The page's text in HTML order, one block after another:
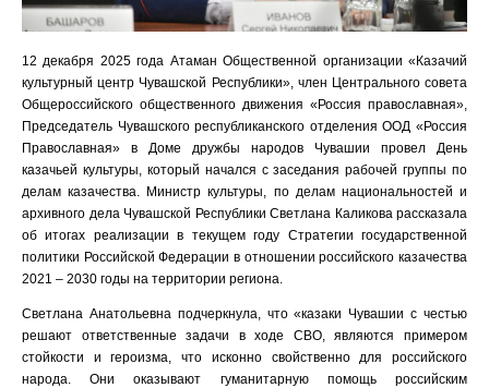
12 декабря 2025 года Атаман Общественной организации «Казачий
культурный центр Чувашской Республики», член Центрального совета
Общероссийского общественного движения «Россия православная»,
Председатель Чувашского республиканского отделения ООД «Россия
Православная» в Доме дружбы народов Чувашии провел День
казачьей культуры, который начался с заседания рабочей группы по
делам казачества. Министр культуры, по делам национальностей и
архивного дела Чувашской Республики Светлана Каликова рассказала
об итогах реализации в текущем году Стратегии государственной
политики Российской Федерации в отношении российского казачества
2021 – 2030 годы на территории региона.
Светлана Анатольевна подчеркнула, что «казаки Чувашии с честью
решают ответственные задачи в ходе СВО, являются примером
стойкости и героизма, что исконно свойственно для российского
народа. Они оказывают гуманитарную помощь российским